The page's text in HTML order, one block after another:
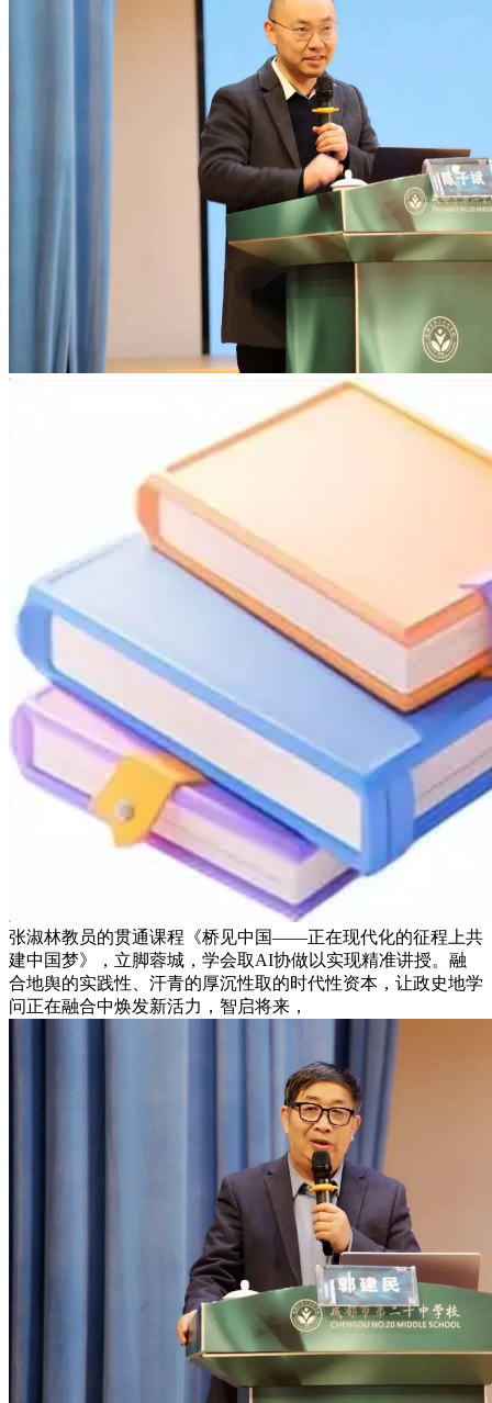
张淑林教员的贯通课程《桥见中国——正在现代化的征程上共
建中国梦》，立脚蓉城，学会取AI协做以实现精准讲授。融
合地舆的实践性、汗青的厚沉性取的时代性资本，让政史地学
问正在融合中焕发新活力，智启将来，